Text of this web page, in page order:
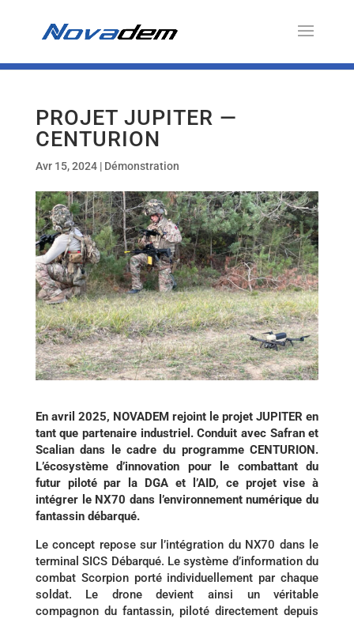
PROJET JUPITER —
CENTURION
Avr 15, 2024| Démonstration
En avril 2025, NOVADEM rejoint le projet JUPITER en
tant que partenaire industriel. Conduit avec Safran et
Scalian dans le cadre du programme CENTURION.
L’écosystème d’innovation pour le combattant du
futur piloté par la DGA et l’AID, ce projet vise à
intégrer le NX70 dans l’environnement numérique du
fantassin débarqué.
Le concept repose sur l’intégration du NX70 dans le
terminal SICS Débarqué. Le système d’information du
combat Scorpion porté individuellement par chaque
soldat. Le drone devient ainsi un véritable
compagnon du fantassin, piloté directement depuis